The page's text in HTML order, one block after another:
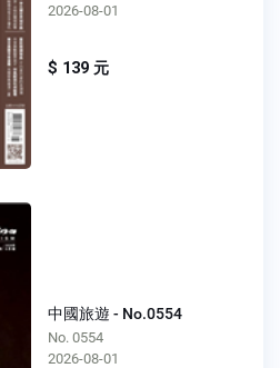
2026-08-01
$ 139 元
中國旅遊 - No.0554
No. 0554
2026-08-01